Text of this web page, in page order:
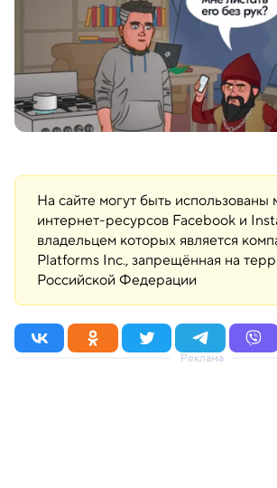
На сайте могут быть использованы
интернет-ресурсов Facebook и
владельцем которых является
Platforms Inc., запрещённая на
Российской Федерации
Реклама